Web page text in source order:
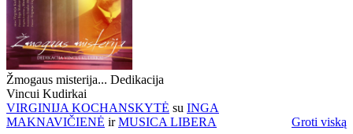
Žmogaus misterija... Dedikacija
Vincui Kudirkai
VIRGINIJA KOCHANSKYTĖ su INGA
MAKNAVIČIENĖ irMUSICA LIBERA Groti viską